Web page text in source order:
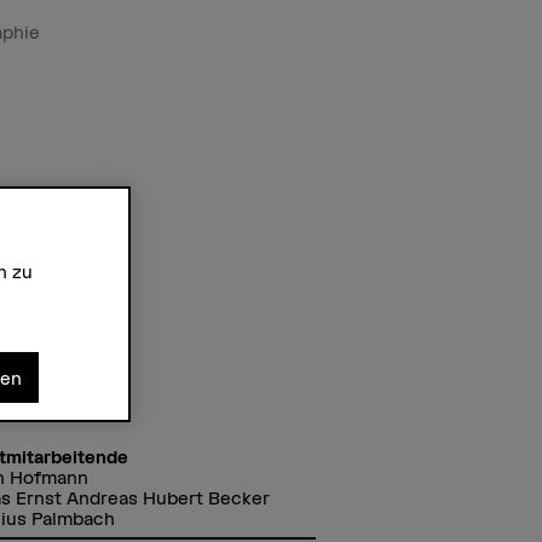
Hofmann
Ernst Andreas Hubert Becker
Palmbach
zu